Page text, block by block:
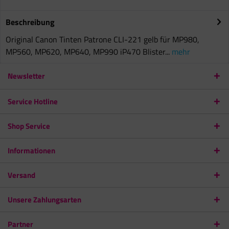
Beschreibung
Original Canon Tinten Patrone CLI-221 gelb für MP980,
MP560, MP620, MP640, MP990 iP470 Blister... mehr
Newsletter
Service Hotline
Shop Service
Informationen
Versand
Unsere Zahlungsarten
Partner